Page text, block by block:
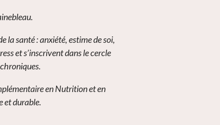
la santé : anxiété, estime de soi,
et s’inscrivent dans le cercle
en Nutrition et en
et durable.